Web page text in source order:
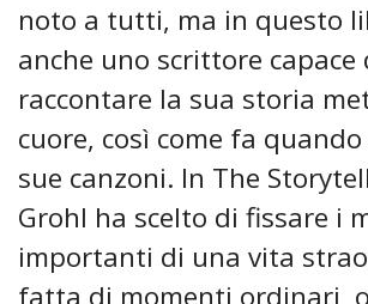
noto a tutti, ma in questo
anche uno scrittore capace
raccontare la sua storia
cuore, così come fa quando
sue canzoni. In The
Grohl ha scelto di fissare i
importanti di una vita
fatta di momenti ordinari,